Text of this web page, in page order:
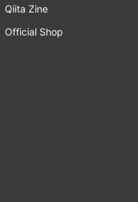
Qiita Zine
Official Shop